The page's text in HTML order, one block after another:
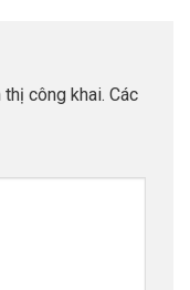
công khai. Các